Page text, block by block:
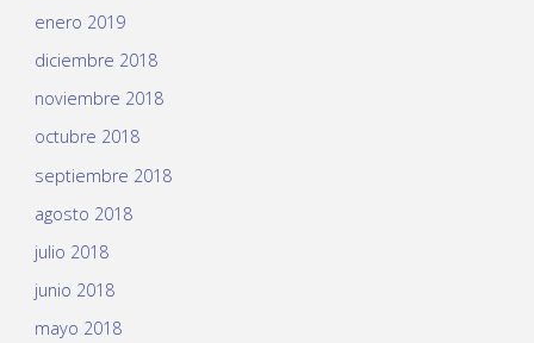
enero 2019
diciembre 2018
noviembre 2018
octubre 2018
septiembre 2018
agosto 2018
julio 2018
junio 2018
mayo 2018